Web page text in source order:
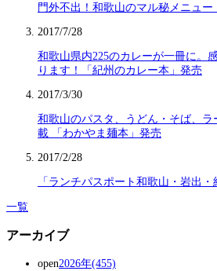
門外不出！和歌山のマル秘メニュ
2017/7/28
和歌山県内225のカレーが一冊に。
ります！「紀州のカレー本」発売
2017/3/30
和歌山のパスタ、うどん・そば、ラ
載 「わかやま麺本」発売
2017/2/28
「ランチパスポート和歌山・岩出
一覧
アーカイブ
open2026年(455)